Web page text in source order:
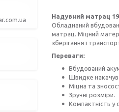
Надувний матрац
Обладнаний
матрац. Міцний
зберігання і
Переваги:
Вбудований
Швидке
Міцна та
Зручні розміри.
Компактність у